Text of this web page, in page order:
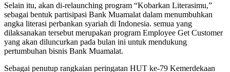
Selain itu, akan di-relaunching program “Kobarkan Literasimu,”
sebagai bentuk partisipasi Bank Muamalat dalam menumbuhkan
angka literasi perbankan syariah di Indonesia. semua yang
dilaksanakan tersebut merupakan program Employee Get Customer
yang akan diluncurkan pada bulan ini untuk mendukung
pertumbuhan bisnis Bank Muamalat.
Sebagai penutup rangkaian peringatan HUT ke-79 Kemerdekaan